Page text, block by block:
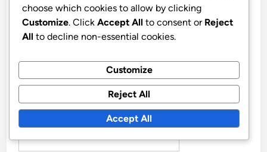
NAME*
choose which cookies to allow by clicking
Customize. Click Accept All to consent or Reject
All to decline non-essential cookies.
Customize
Reject All
Accept All